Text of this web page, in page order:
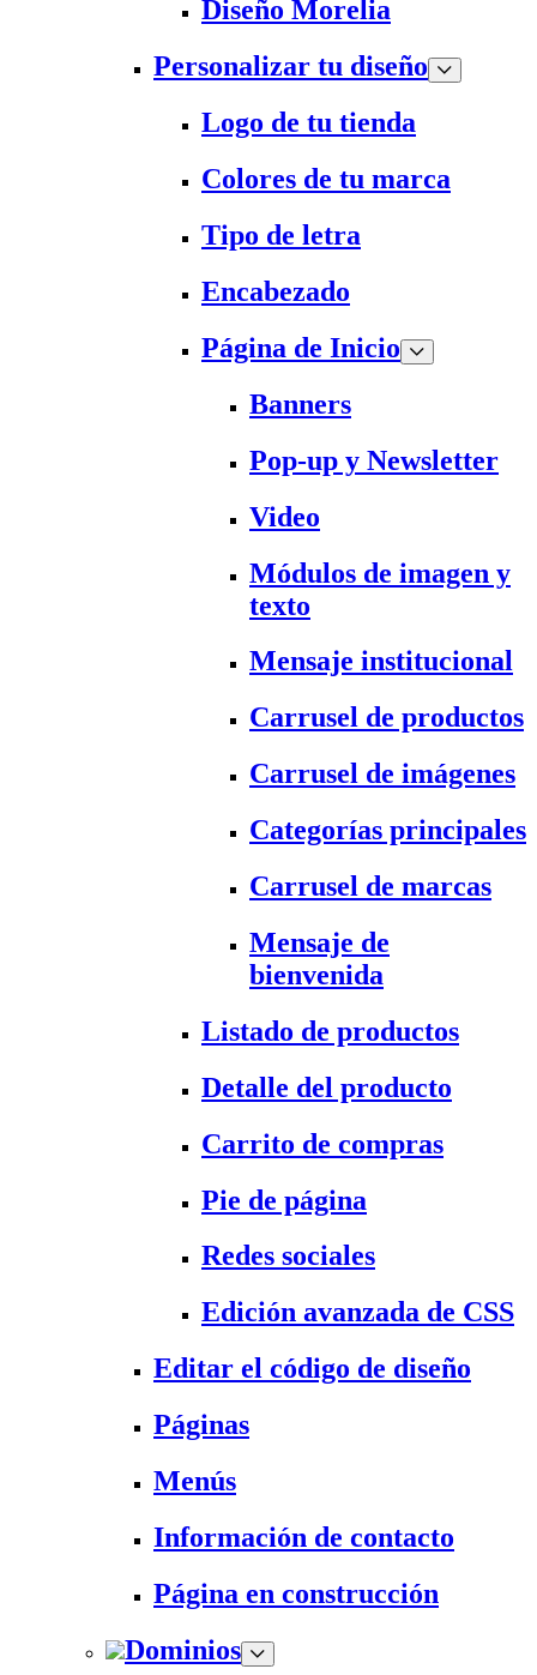
Diseño Morelia
Personalizar tu diseño
Logo de tu tienda
Colores de tu marca
Tipo de letra
Encabezado
Página de Inicio
Banners
Pop-up y Newsletter
Video
Módulos de imagen y
texto
Mensaje institucional
Carrusel de productos
Carrusel de imágenes
Categorías principales
Carrusel de marcas
Mensaje de
bienvenida
Listado de productos
Detalle del producto
Carrito de compras
Pie de página
Redes sociales
Edición avanzada de CSS
Editar el código de diseño
Páginas
Menús
Información de contacto
Página en construcción
Dominios